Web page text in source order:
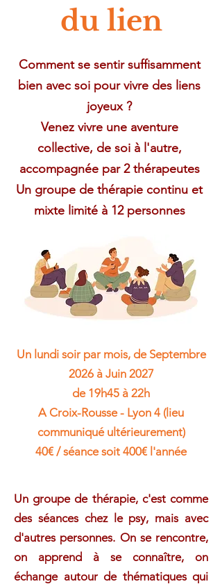
du lien
Comment se sentir suffisamment
bien avec soi pour vivre des liens
joyeux ?
​Venez vivre une aventure
collective, de soi à l'autre,
accompagnée par 2 thérapeutes
Un groupe de thérapie continu et
mixte limité à 12 personnes
Un lundi soir par mois, de Septembre
2026 à Juin 2027
de 19h45 à 22h
A Croix-Rousse - Lyon 4 (lieu
communiqué ultérieurement)
40€ / séance soit 400€ l'année
Un groupe de thérapie, c'est comme
des séances chez le psy, mais avec
d'autres personnes. On se rencontre,
on apprend à se connaître, on
échange autour de thématiques qui